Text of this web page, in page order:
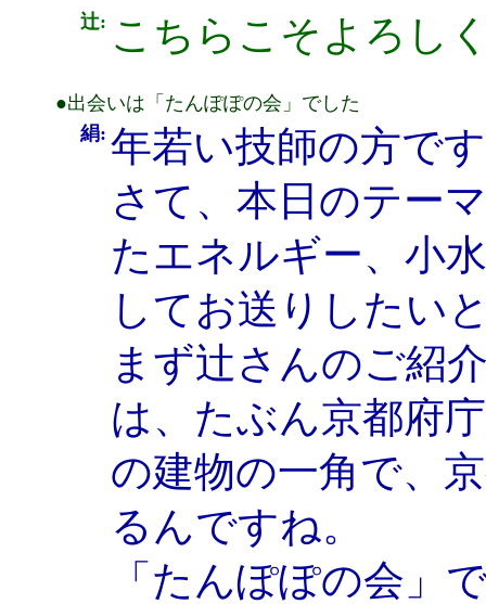
辻: こちらこそよろし
●出会いは「たんぽぽの会」でした
絹: 年若い技師の方で
さて、本日のテー
たエネルギー、小
してお送りしたい
まず辻さんのご紹
は、たぶん京都府
の建物の一角で、
るんですね。
「たんぽぽの会」